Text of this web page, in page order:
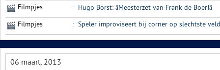
Filmpjes : Hugo Borst: âMeesterzet van Frank de Boer!â
Filmpjes
: Speler improviseert bij corner op slechtste
06 maart, 2013